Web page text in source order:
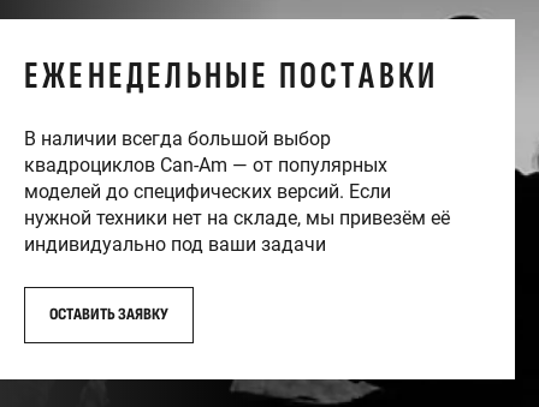
ЕЖЕНЕДЕЛЬНЫЕ ПОСТАВКИ
В наличии всегда большой выбор
квадроциклов Can-Am — от популярных
моделей до специфических версий. Если
нужной техники нет на складе, мы привезём её
индивидуально под ваши задачи
ОСТАВИТЬ ЗАЯВКУ